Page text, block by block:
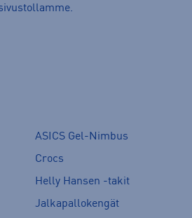
ASICS Gel-Nimbus
Crocs
Helly Hansen -takit
Jalkapallokengät